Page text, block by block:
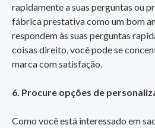
rapidamente a suas perguntas ou
fábrica prestativa como um bom
respondem às suas perguntas
coisas direito, você pode se
marca com satisfação.
6. Procure opções de
Como você está interessado em